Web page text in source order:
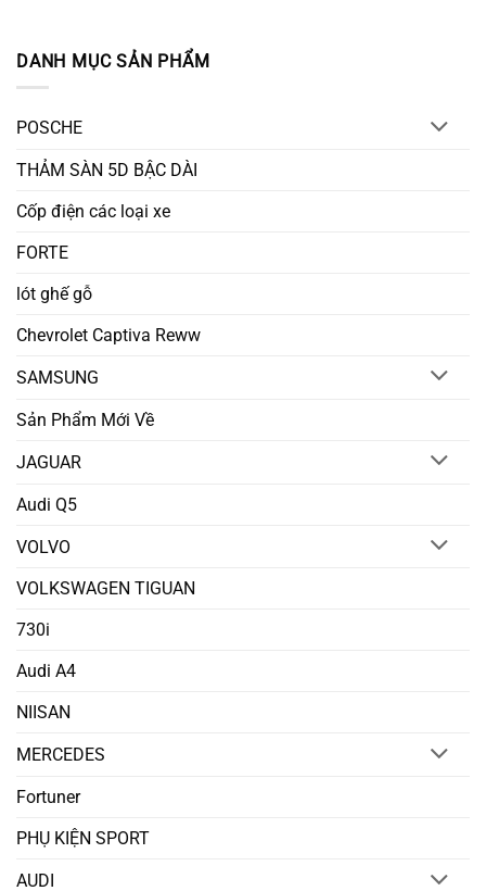
DANH MỤC SẢN PHẨM
POSCHE
THẢM SÀN 5D BẬC DÀI
Cốp điện các loại xe
FORTE
lót ghế gỗ
Chevrolet Captiva Reww
SAMSUNG
Sản Phẩm Mới Về
JAGUAR
Audi Q5
VOLVO
VOLKSWAGEN TIGUAN
730i
Audi A4
NIISAN
MERCEDES
Fortuner
PHỤ KIỆN SPORT
AUDI